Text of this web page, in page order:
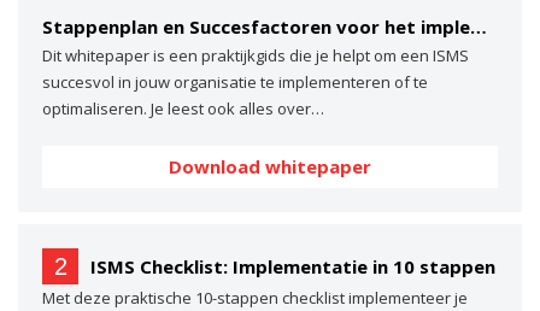
Stappenplan en Succesfactoren voor het implementeren van een ISMS
Dit whitepaper is een praktijkgids die je helpt om een ISMS
succesvol in jouw organisatie te implementeren of te
optimaliseren. Je leest ook alles over…
Download whitepaper
2 ISMS Checklist: Implementatie in 10 stappen
Met deze praktische 10-stappen checklist implementeer je